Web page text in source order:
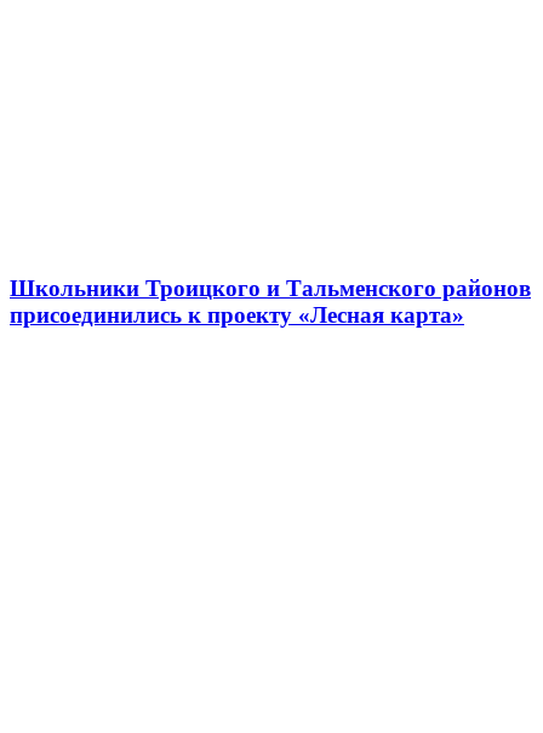
Школьники Троицкого и Тальменского районов
присоединились к проекту «Лесная карта»